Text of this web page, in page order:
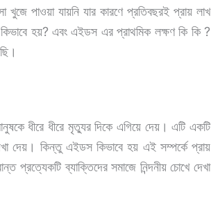
পাওয়া যায়নি যার কারণে প্রতিবছরই প্রায় লাখ
হয়? এবং এইডস এর প্রাথমিক লক্ষণ কি কি ?
ধীরে ধীরে মৃত্যুর দিকে এগিয়ে দেয়। এটি একটি
দেয়। কিন্তু এইডস কিভাবে হয় এই সম্পর্কে প্রায়
ব্যাক্তিদের সমাজে নিন্দনীয় চোখে দেখা